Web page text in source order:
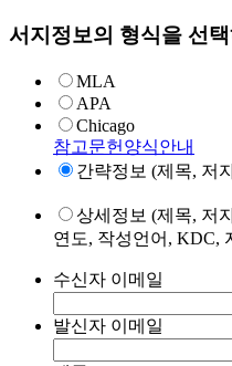
서지정보의 형식을 선
MLA
APA
Chicago
참고문헌양식안내
간략정보 (제목, 저
상세정보 (제목, 저
연도, 작성언어, KDC,
수신자 이메일
발신자 이메일